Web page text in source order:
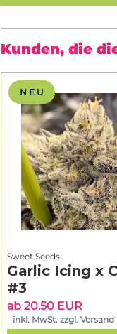
Kunden, die
N E U
Sweet Seeds
Garlic Icing x
#3
ab 20.50 EUR
inkl. MwSt. zzgl. Versand